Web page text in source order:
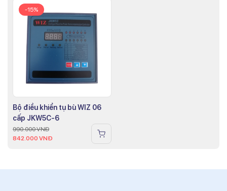
-15%
Bộ điều khiển tụ bù WIZ 06
cấp JKW5C-6
990.000VNĐ
842.000 VNĐ